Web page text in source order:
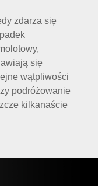
zdarza się
się
wątpliwości
podróżowanie
kilkanaście